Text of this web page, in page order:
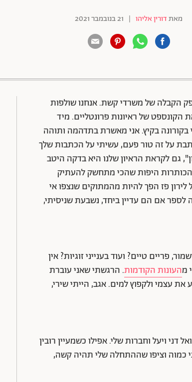
מאתדורין אליהו | 21 בנובמבר 2021
הקבלה של משרדי קשת. אנחנו שולפות
של ראיונות פרונטליים. מיד
בקיץ. אני מאשרת בתדהמה ותוהה
על זה טור פעם, עשיתי על הכתבות שלך
גם לקראת הראיון שלנו היא בדקה היטב
היפות שהכי מתחשק להעתיק
פז הפך להיות מהמתוקים שנצפו אי
לספר אם הם עדיין ביחד, נשבעת שניסיתי,
פריים טיים? ועוד בענייני זוגיות? אין
מהעונות הקודמות. הרגשתי שאני עוברת
עצמי ולקפוץ למים. אגב, הייתי שירי,
דני ויעל וחברות שלי. אפילו כשמעיין רובין
כמוה וציפו שההתחלה שלי תהיה קשה,